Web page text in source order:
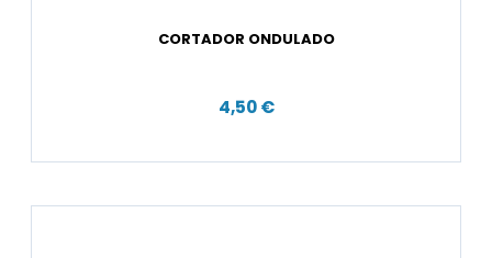
CORTADOR ONDULADO
4,50 €